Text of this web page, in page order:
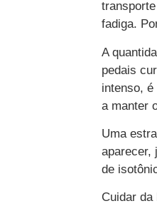
fadiga.
A
pedais
intenso,
a manter
Uma
aparecer,
de
Cuidar